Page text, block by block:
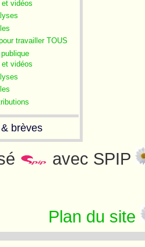
vidéos
travailler TOUS
vidéos
brèves
avec SPIP
Plan du site